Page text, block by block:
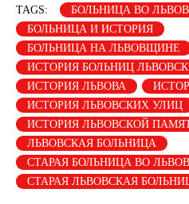
TAGS:
БОЛЬНИЦА ВО
БОЛЬНИЦА И ИСТОРИЯ
БОЛЬНИЦА НА ЛЬВОВЩИНЕ
ИСТОРИЯ БОЛЬНИЦ
ИСТОРИЯ ЛЬВОВА
ИСТОРИЯ ЛЬВОВСКИХ УЛИЦ
ИСТОРИЯ ЛЬВОВСКОЙ
ЛЬВОВСКАЯ БОЛЬНИЦА
СТАРАЯ БОЛЬНИЦА ВО
СТАРАЯ ЛЬВОВСКАЯ